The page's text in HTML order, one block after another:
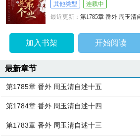
其他类型
连载中
最近更新：第1785章 番外 周玉清
加入书架 开始阅读
最新章节
第1785章 番外 周玉清自述十五
第1784章 番外 周玉清自述十四
第1783章 番外 周玉清自述十三